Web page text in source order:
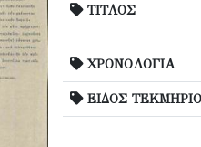
ΤΙΤΛΟΣ
ΧΡΟΝΟΛΟΓΙΑ
ΕΙΔΟΣ